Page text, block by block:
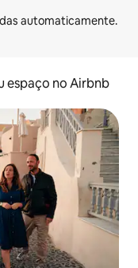
espaço no Airbnb